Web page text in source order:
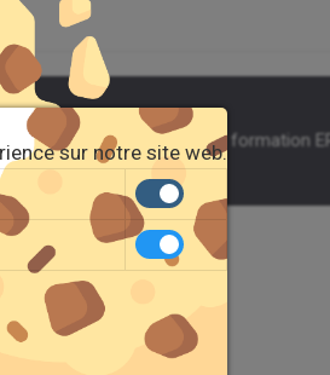
Mentions légales Agefodd formation
sur notre site web.